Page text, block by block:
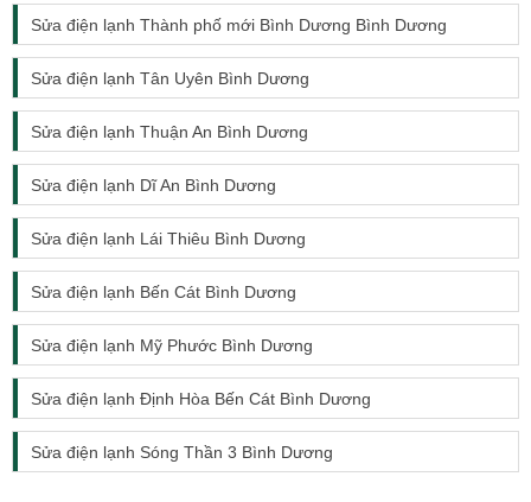
Sửa điện lạnh Thành phố mới Bình Dương Bình Dương
Sửa điện lạnh Tân Uyên Bình Dương
Sửa điện lạnh Thuận An Bình Dương
Sửa điện lạnh Dĩ An Bình Dương
Sửa điện lạnh Lái Thiêu Bình Dương
Sửa điện lạnh Bến Cát Bình Dương
Sửa điện lạnh Mỹ Phước Bình Dương
Sửa điện lạnh Định Hòa Bến Cát Bình Dương
Sửa điện lạnh Sóng Thần 3 Bình Dương